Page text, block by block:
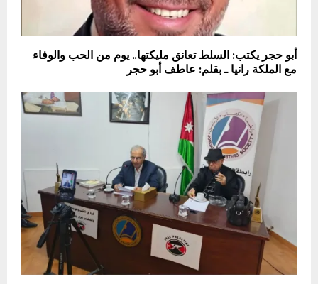
أبو حجر يكتب: السلط تعانق مليكتها.. يوم من الحب والوفاء
مع الملكة رانيا ـ بقلم: عاطف أبو حجر